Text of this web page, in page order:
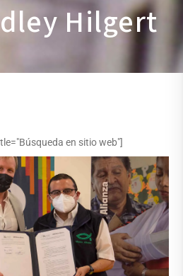
Hilgert
en sitio web"]